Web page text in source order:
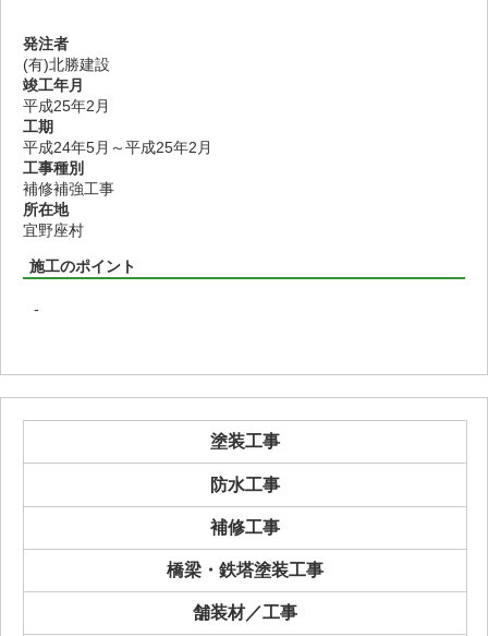
発注者
(有)北勝建設
竣工年月
平成25年2月
工期
平成24年5月～平成25年2月
工事種別
補修補強工事
所在地
宜野座村
施工のポイント
-
塗装工事
防水工事
補修工事
橋梁・鉄塔塗装工事
舗装材／工事